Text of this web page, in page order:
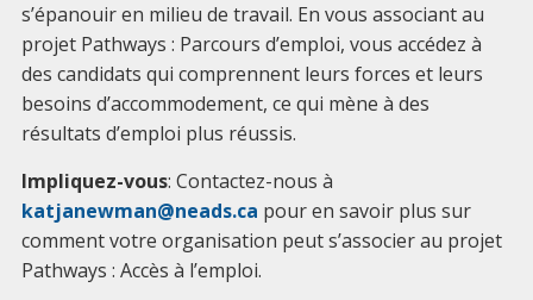
s’épanouir en milieu de travail. En vous associant au
projet Pathways : Parcours d’emploi, vous accédez à
des candidats qui comprennent leurs forces et leurs
besoins d’accommodement, ce qui mène à des
résultats d’emploi plus réussis.
Impliquez-vous: Contactez-nous à
katjanewman@neads.ca pour en savoir plus sur
comment votre organisation peut s’associer au projet
Pathways : Accès à l’emploi.